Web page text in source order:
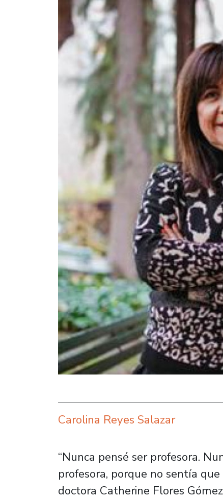
Carolina Reyes Salazar
“Nunca pensé ser profesora.
profesora, porque no sentía
doctora Catherine Flores